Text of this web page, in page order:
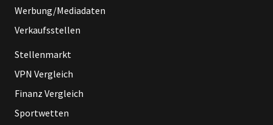
Werbung/Mediadaten
Verkaufsstellen
Stellenmarkt
VPN Vergleich
Finanz Vergleich
Sportwetten